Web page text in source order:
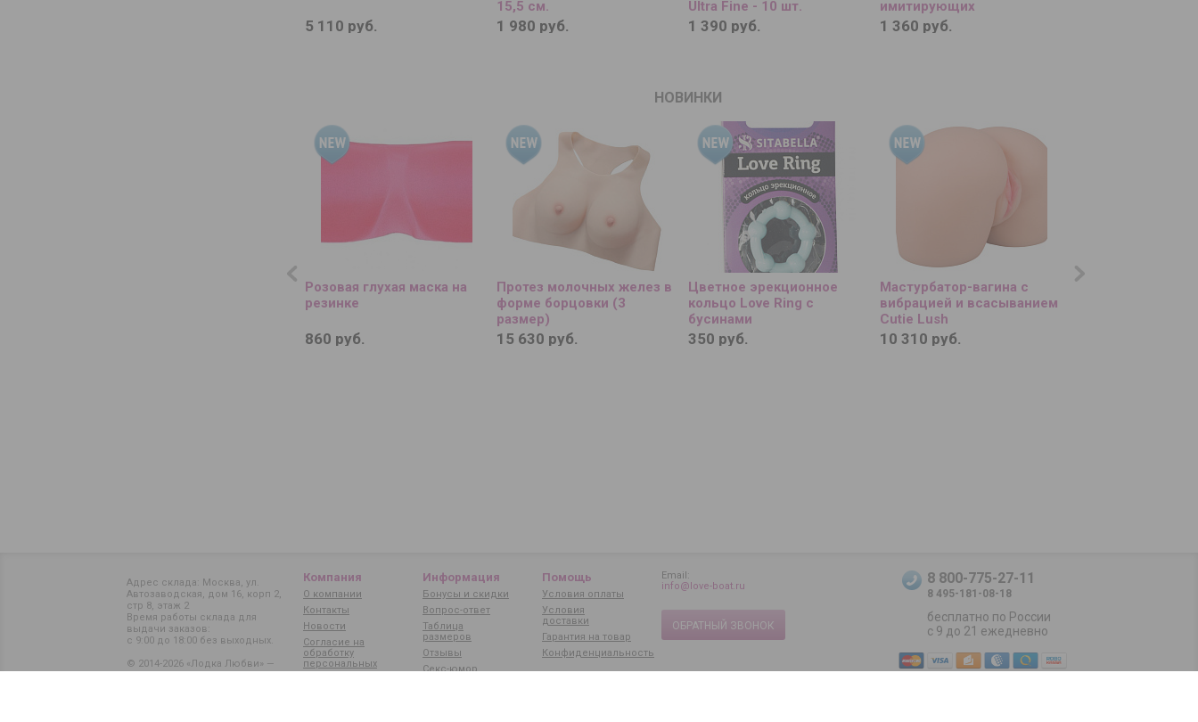
5 110 руб.
15,5 см.
1 980 руб.
Ultra Fine - 10 шт.
1 390 руб.
имитирующих
автомобильные шины
1 360 руб.
НОВИНКИ
Розовая глухая маска на
резинке
860 руб.
Протез молочных желез в
форме борцовки (3
размер)
15 630 руб.
Цветное эрекционное
кольцо Love Ring с
бусинами
350 руб.
Мастурбатор-вагина с
вибрацией и всасыванием
Cutie Lush
10 310 руб.
Надувная секс-
Адрес склада: Москва, ул.
Автозаводская, дом 16, корп 2,
стр 8, этаж 2
Время работы склада для
выдачи заказов:
с 9:00 до 18:00 без выходных.
© 2014-2026 «Лодка Любви» —
магазин интимных товаров
Компания
О компании
Контакты
Новости
Согласие на
обработку
персональных
данных
Информация
Бонусы и скидки
Вопрос-ответ
Таблица
размеров
Отзывы
Секс-юмор
Помощь
Условия оплаты
Условия
доставки
Гарантия на товар
Конфиденциальность
Email:
info@love-boat.ru
ОБРАТНЫЙ ЗВОНОК
8 800-775-27-11
8 495-181-08-18
бесплатно по России
с 9 до 21 ежедневно